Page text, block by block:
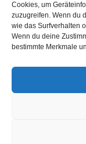
Cookies, um
zuzugreifen. Wenn du
wie das Surfverhalten
Wenn du deine
bestimmte Merkmale
Informationen